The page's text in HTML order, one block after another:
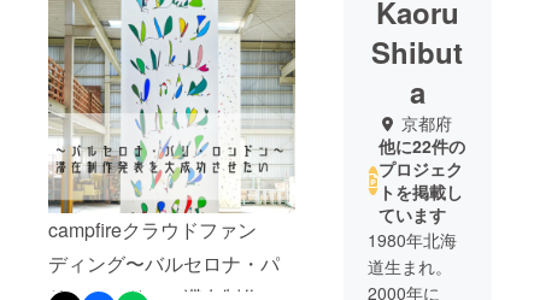
campfireクラウドファン
ディング〜バルセロナ・パ
Kaoru
Shibut
a
京都府
他に22件の
プロジェク
トを掲載し
ています
1980年北海
道生まれ。
2000年に